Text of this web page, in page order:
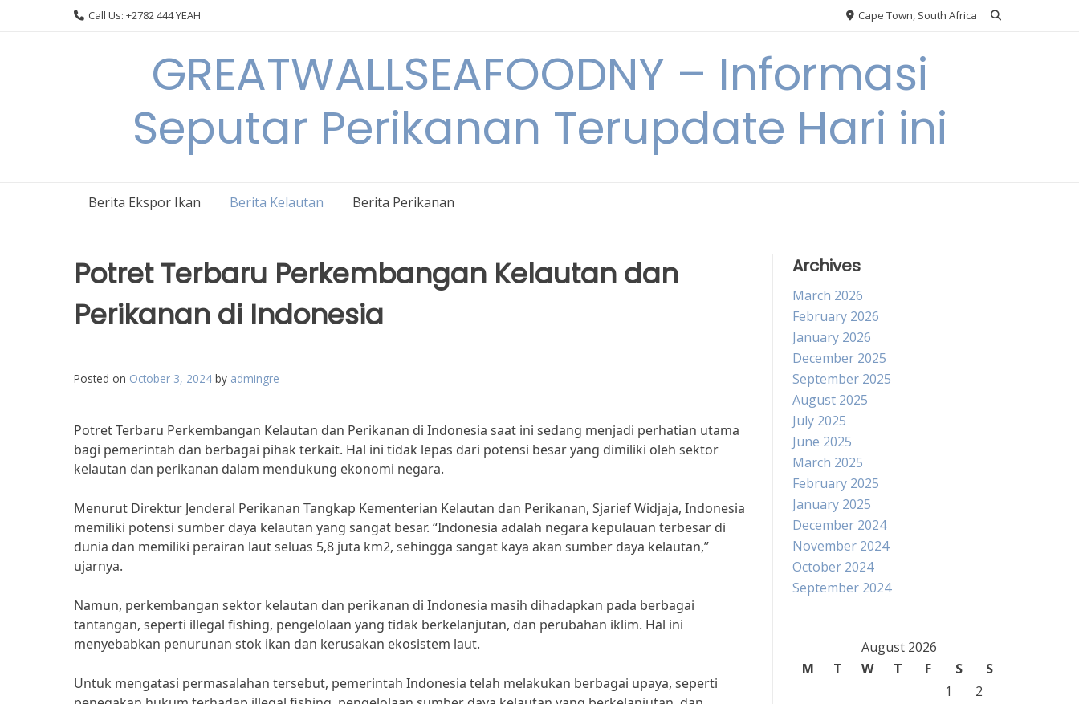
Call Us: +2782 444 YEAH Cape Town, South Africa
GREATWALLSEAFOODNY – Informasi
Seputar Perikanan Terupdate Hari ini
Berita Ekspor Ikan Berita Kelautan Berita Perikanan
Potret Terbaru Perkembangan Kelautan dan
Perikanan di Indonesia
Posted on October 3, 2024 by admingre
Potret Terbaru Perkembangan Kelautan dan Perikanan di Indonesia saat ini sedang menjadi perhatian utama
bagi pemerintah dan berbagai pihak terkait. Hal ini tidak lepas dari potensi besar yang dimiliki oleh sektor
kelautan dan perikanan dalam mendukung ekonomi negara.
Menurut Direktur Jenderal Perikanan Tangkap Kementerian Kelautan dan Perikanan, Sjarief Widjaja, Indonesia
memiliki potensi sumber daya kelautan yang sangat besar. “Indonesia adalah negara kepulauan terbesar di
dunia dan memiliki perairan laut seluas 5,8 juta km2, sehingga sangat kaya akan sumber daya kelautan,”
ujarnya.
Namun, perkembangan sektor kelautan dan perikanan di Indonesia masih dihadapkan pada berbagai
tantangan, seperti illegal fishing, pengelolaan yang tidak berkelanjutan, dan perubahan iklim. Hal ini
menyebabkan penurunan stok ikan dan kerusakan ekosistem laut.
Untuk mengatasi permasalahan tersebut, pemerintah Indonesia telah melakukan berbagai upaya, seperti
Archives
March 2026
February 2026
January 2026
December 2025
September 2025
August 2025
July 2025
June 2025
March 2025
February 2025
January 2025
December 2024
November 2024
October 2024
September 2024
August 2026
M
T W T F S
S
1
2